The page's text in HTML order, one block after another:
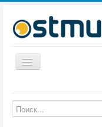
Включить/
Музыка из